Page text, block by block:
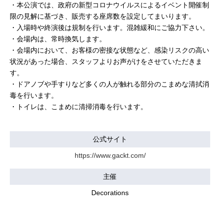
・本公演では、政府の新型コロナウイルスによるイベント開催制
限の見解に基づき、販売する座席数を設定してまいります。
・入場時や終演後は規制を行います。混雑緩和にご協力下さい。
・会場内は、常時換気します。
・会場内において、お客様の密接な状態など、感染リスクの高い
状況があった場合、スタッフよりお声がけをさせていただきま
す。
・ドアノブや手すりなど多くの人が触れる部分のこまめな清拭消
毒を行います。
・トイレは、こまめに清掃消毒を行います。
公式サイト
https://www.gackt.com/
主催
Decorations